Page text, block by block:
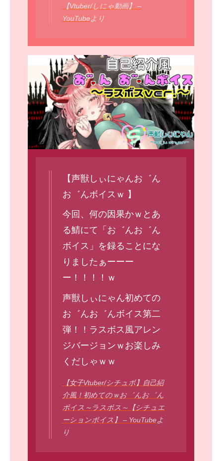
【Vtuber/しにゃ動画】 –
YouTubeより
【声獣しぃにゃんお゛ん
お゛んボイスｗ 】
今回、何の因果かｗとあ
る鯖にて「お゛んお゛ん
ボイス」を録ることにな
りましたぁーーー
ー！！！！ｗ
声獣しぃにゃん初めての
お゛んお゛んボイス第二
弾！！ラスボス風アレン
ジバージョンｗお楽しみ
くだしゃｗｗ
【女子Vtuber/シチュボ】自己紹
介風！初めてのｗお゛んお゛ん
ボイス～ラスボス～【シチュエ
ーションボイス】 – YouTubeよ
り